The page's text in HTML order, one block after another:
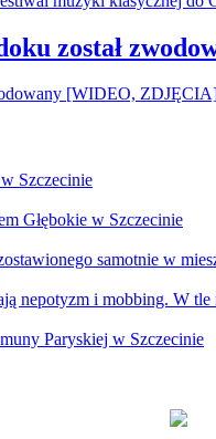
został
Szczecinie
Głębokie w Szczecinie
samotnie w
nepotyzm i mobbing. W
Paryskiej w Szczecinie